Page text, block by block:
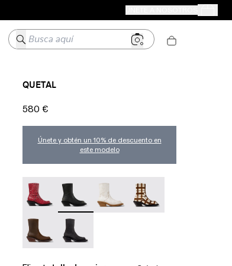
Tus
Busca aquí
QUETAL
580 €
Únete y obtén un 10% de descuento en
este modelo
QUETAL - A700021-008
QUETAL - A700021-007
CAMPERLAB QUETAL -
CAMPERLAB
Quetal - A700021-002
QUETAL - A700021-001